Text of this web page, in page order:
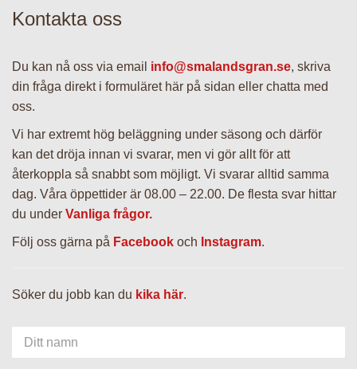
Leverans
Här säljer vi också
Granskötsel &
Julgranstips
Om oss
Kontakta oss
Du kan nå oss via email info@smalandsgran.se, skriva
din fråga direkt i formuläret här på sidan eller chatta med
oss.
Vi har extremt hög beläggning under säsong och därför
kan det dröja innan vi svarar, men vi gör allt för att
återkoppla så snabbt som möjligt. Vi svarar alltid samma
dag. Våra öppettider är 08.00 – 22.00. De flesta svar hittar
du under Vanliga frågor.
Följ oss gärna på Facebook och Instagram.
Söker du jobb kan du kika här.
Ditt namn